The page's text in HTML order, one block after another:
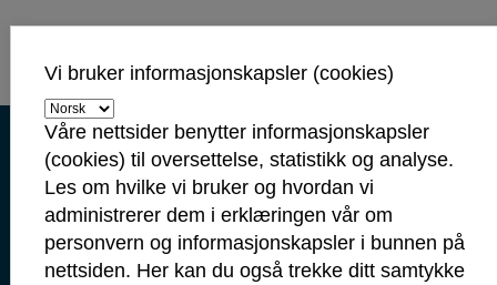
Kontaktinformasjon
Kontakt oss
Servicetorget: 69 10 80 00
(Telefontid mandag-fredag 09.00-14.00)
servicetorget@sarpsborg.com
Vi bruker informasjonskapsler (cookies)
Våre nettsider benytter informasjonskapsler
(cookies) til oversettelse, statistikk og analyse.
Les om hvilke vi bruker og hvordan vi
administrerer dem i erklæringen vår om
personvern og informasjonskapsler i bunnen på
nettsiden. Her kan du også trekke ditt samtykke